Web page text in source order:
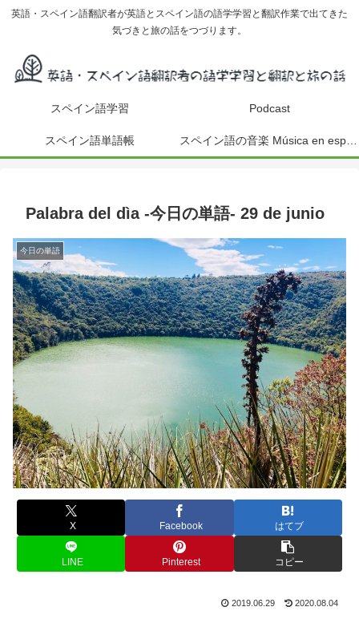
英語・スペイン語翻訳者が英語とスペイン語の語学学習と翻訳作業で出てきた
気づきと旅の話をつづります。
スペイン語学習 Podcast
スペイン語単語帳
Palabra del dìa -今日の単語- 29 de junio
今日の単語
X Facebook はてブ
LINE Pinterest コピー
2019.06.29 2020.08.04